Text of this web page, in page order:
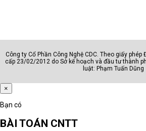
Công ty Cổ Phần Công Nghệ CDC. Theo giấy phép
cấp 23/02/2012 do Sở kế hoạch và đầu tư thành
luật: Phạm Tuấn Dũng
×
Bạn có
BÀI TOÁN CNTT